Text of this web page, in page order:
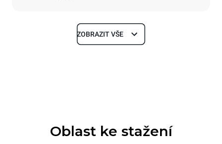
Rozměry
Specifikace plechů
ZOBRAZIT VŠE
Oblast ke stažení